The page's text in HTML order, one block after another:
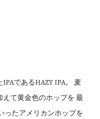
であるHAZY IPA。 麦
て黄金色のホップを 最
ったアメリカンホップを